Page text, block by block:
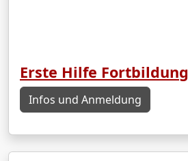
Erste Hilfe Fortbildung
Infos und Anmeldung